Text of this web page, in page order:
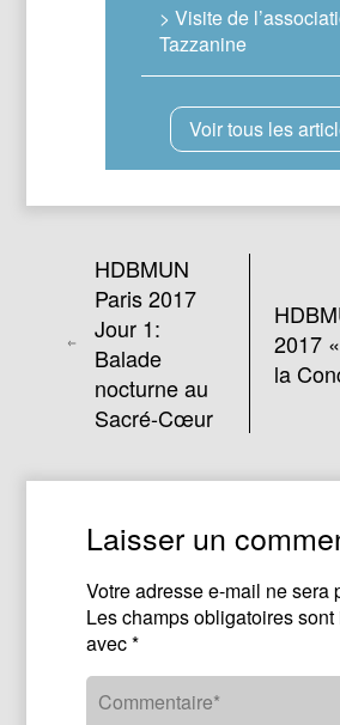
> Visite de
Tazzanine
Voir tous les
HDBMUN
Paris 2017
Jour 1:
Balade
nocturne au
Sacré-Cœur
2017
la
Laisser un
Votre adresse e-mail ne sera
Les champs obligatoires
avec*